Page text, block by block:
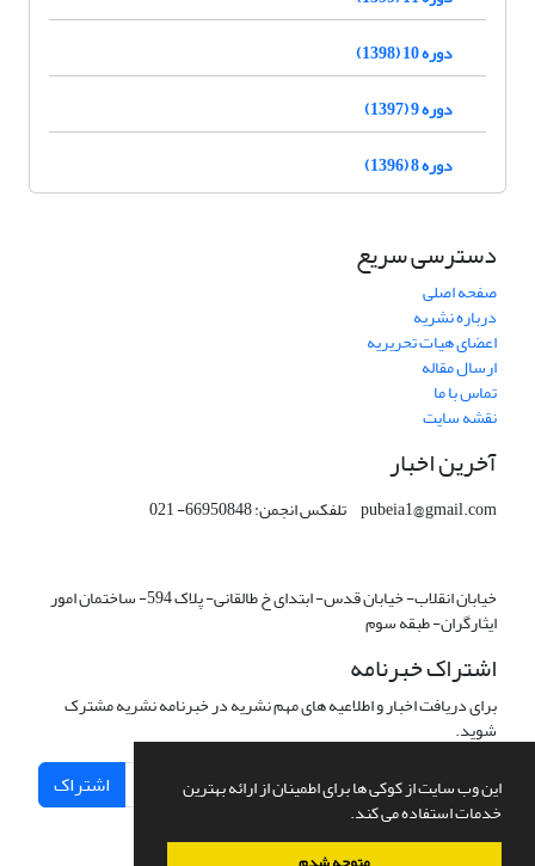
این وب سایت از کوکی ها برای اطمینان از ارائه بهترین
خدمات استفاده می کند.
دوره 10 (1398)
دوره 9 (1397)
دوره 8 (1396)
دسترسی سریع
صفحه اصلی
درباره نشریه
اعضای هیات تحریریه
ارسال مقاله
تماس با ما
نقشه سایت
آخرین اخبار
pubeia1@gmail.com تلفکس انجمن: 66950848- 021
خیابان انقلاب- خیابان قدس- ابتدای خ طالقانی- پلاک 594- ساختمان امور
ایثارگران- طبقه سوم
اشتراک خبرنامه
برای دریافت اخبار و اطلاعیه های مهم نشریه در خبرنامه نشریه مشترک
شوید.
اشتراک